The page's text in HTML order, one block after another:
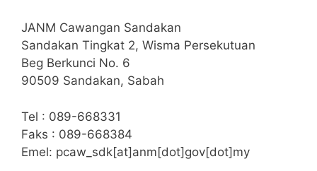
JANM Cawangan Sandakan
Sandakan Tingkat 2, Wisma Persekutuan
Beg Berkunci No. 6
90509 Sandakan, Sabah
Tel : 089-668331
Faks : 089-668384
Emel: pcaw_sdk[at]anm[dot]gov[dot]my